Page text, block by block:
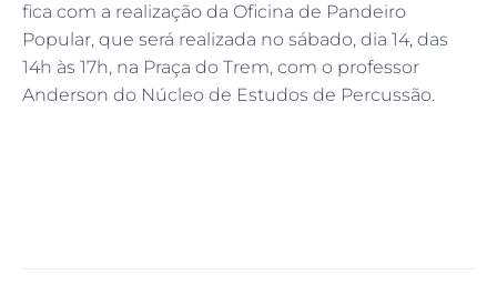
fica com a realização da Oficina de Pandeiro
Popular, que será realizada no sábado, dia 14, das
14h às 17h, na Praça do Trem, com o professor
Anderson do Núcleo de Estudos de Percussão.